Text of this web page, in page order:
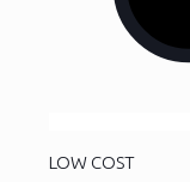
LOW COST